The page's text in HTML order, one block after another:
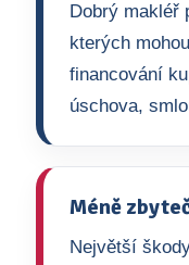
Dobrý makléř
kterých
financování
úschova,
Méně
Největší